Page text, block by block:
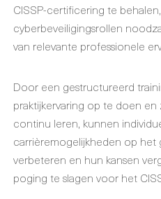
CISSP-certificering te
cyberbeveiligingsrollen
van relevante professionele
Door een gestructureerd
praktijkervaring op te doen
continu leren, kunnen
carrièremogelijkheden op het
verbeteren en hun kansen
poging te slagen voor het